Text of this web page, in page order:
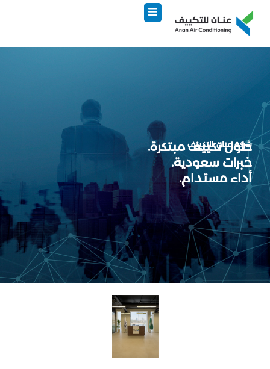
المحتوى
شركة عنان للتكييف
حلول تكييف مبتكرة.
خبرات سعودية.
أداء مستدام.